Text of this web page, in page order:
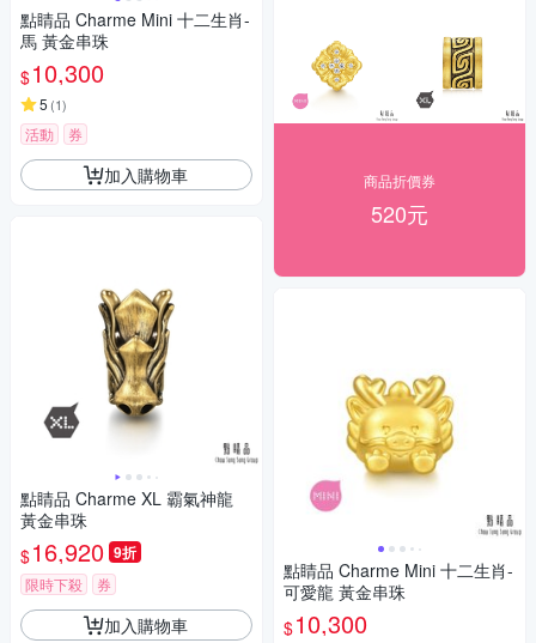
點睛品 Charme Mini 十二生肖-
馬 黃金串珠
$10,300
5 (1)
活動 券
加入購物車
點睛品 Charme XL 霸氣神龍
黃金串珠
$16,920 9折
限時下殺 券
加入購物車
商品折價券
520元
點睛品 Charme Mini 十二生肖-
可愛龍 黃金串珠
$10,300